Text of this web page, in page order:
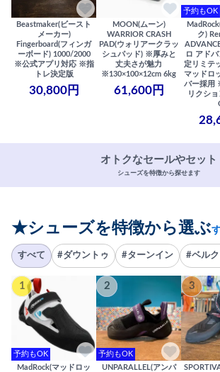
Beastmaker(ビースト
メーカー)
Fingerboard(フィンガ
ーボード) 1000/2000
※公式アプリ対応 ※指
トレ決定版
30,800円
MOON(ムーン)
WARRIOR CRASH
PAD(ウォリアークラッ
シュパッド) ※厚みと
丈夫さが魅力
※130×100×12cm 6kg
61,600円
予約もOK
ク)
ロ アド
定リミテ
マッドロ
バー採用
リクシ
オトクなセールやセット
シューズを特徴から探せます
★シューズを特徴から選ぶ
すべて #ダウントゥ #ターンイン #ベルク
1
予約もOK
MadRock(マッドロッ
2
予約もOK
UNPARALLEL(アンパ
3